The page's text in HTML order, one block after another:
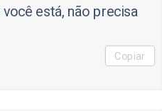
está, não precisa
Copiar